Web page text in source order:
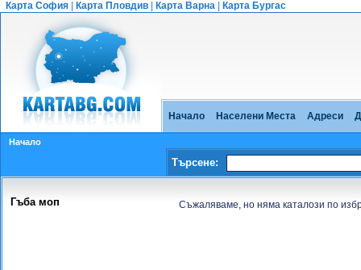
Карта София Карта Пловдив Карта Варна Карта Бургас
Начало Населени Места Адреси
Начало
Търсене:
Гъба моп Съжаляваме, но няма каталози по